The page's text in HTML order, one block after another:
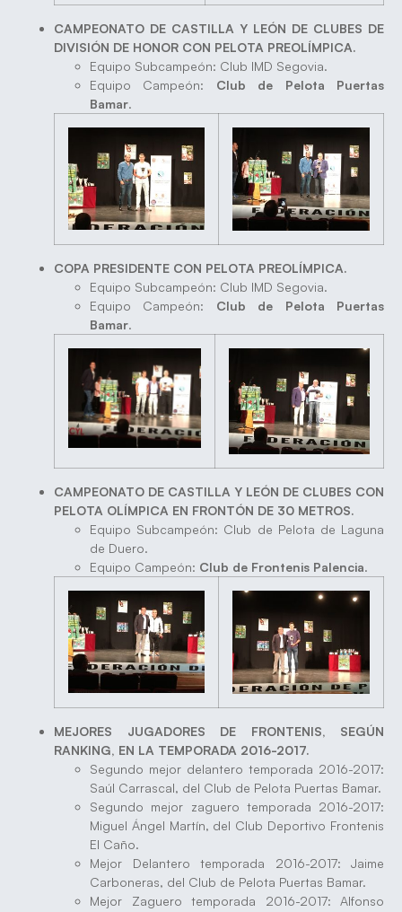
CAMPEONATO DE CASTILLA Y LEÓN DE CLUBES DE
DIVISIÓN DE HONOR CON PELOTA PREOLÍMPICA.
Equipo Subcampeón: Club IMD Segovia.
Equipo Campeón: Club de Pelota Puertas
Bamar.
COPA PRESIDENTE CON PELOTA PREOLÍMPICA.
Equipo Subcampeón: Club IMD Segovia.
Equipo Campeón: Club de Pelota Puertas
Bamar.
CAMPEONATO DE CASTILLA Y LEÓN DE CLUBES CON
PELOTA OLÍMPICA EN FRONTÓN DE 30 METROS.
Equipo Subcampeón: Club de Pelota de Laguna
de Duero.
Equipo Campeón: Club de Frontenis Palencia.
MEJORES JUGADORES DE FRONTENIS, SEGÚN
RANKING, EN LA TEMPORADA 2016-2017.
Segundo mejor delantero temporada 2016-2017:
Saúl Carrascal, del Club de Pelota Puertas Bamar.
Segundo mejor zaguero temporada 2016-2017:
Miguel Ángel Martín, del Club Deportivo Frontenis
El Caño.
Mejor Delantero temporada 2016-2017: Jaime
Carboneras, del Club de Pelota Puertas Bamar.
Mejor Zaguero temporada 2016-2017: Alfonso